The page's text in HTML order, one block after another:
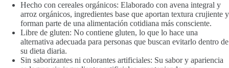
Hecho con cereales orgánicos: Elaborado con avena integral y
arroz orgánicos, ingredientes base que aportan textura crujiente y
forman parte de una alimentación cotidiana más consciente.
Libre de gluten: No contiene gluten, lo que lo hace una
alternativa adecuada para personas que buscan evitarlo dentro de
su dieta diaria.
Sin saborizantes ni colorantes artificiales: Su sabor y apariencia